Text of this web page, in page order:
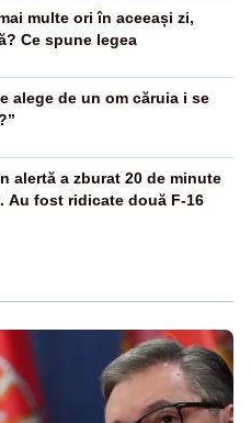
multe ori în aceeași zi,
Ce spune legea
alege de un om căruia i se
alertă a zburat 20 de minute
Au fost ridicate două F-16